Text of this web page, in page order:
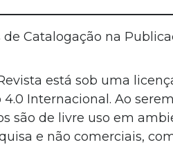
Catalogação na
está sob uma
Internacional. Ao
são de livre uso em
e não comerciais,